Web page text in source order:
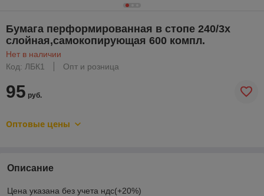
Бумага перформированная в стопе 240/3х
слойная,самокопирующая 600 компл.
Нет в наличии
Код: ЛБК1
Опт и розница
95 руб.
Оптовые цены
Описание
Цена указана без учета ндс(+20%)